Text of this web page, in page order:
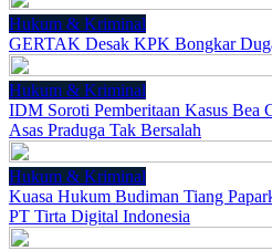
Hukum & Kriminal
GERTAK Desak KPK Bongkar
Hukum & Kriminal
IDM Soroti Pemberitaan Kasus Bea
Asas Praduga Tak Bersalah
Hukum & Kriminal
Kuasa Hukum Budiman Tiang
PT Tirta Digital Indonesia